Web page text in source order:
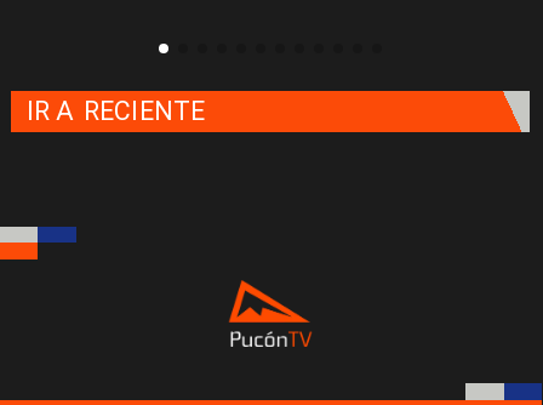
IR A RECIENTE